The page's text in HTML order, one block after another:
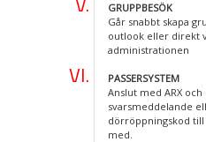
GRUPPBESÖK
Går snabbt skapa
outlook eller direkt
administrationen
PASSERSYSTEM
Anslut med ARX
svarsmeddelande
dörröppningskod till
med.